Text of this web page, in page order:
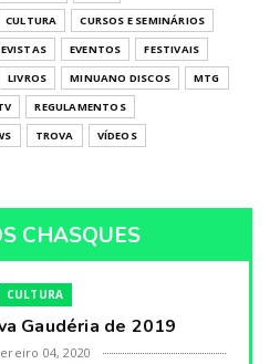
CULTURA
CURSOS E SEMINÁRIOS
EVENTOS
FESTIVAIS
LIVROS MINUANO DISCOS
MTG
REGULAMENTOS
TROVA VÍDEOS
CHASQUES
CULTURA
Gaudéria de 2019
04, 2020